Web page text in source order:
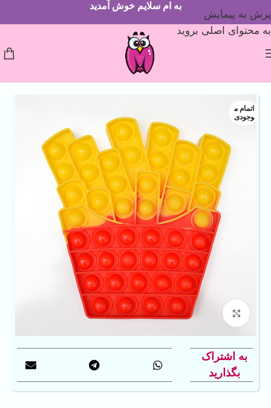
پرش به پیمایش
به محتوای اصلی بروید
به ام سلایم خوش آمدید
اتمام م
وجودی
بزرگنمایی تصویر
به اشتراک
بگذارید